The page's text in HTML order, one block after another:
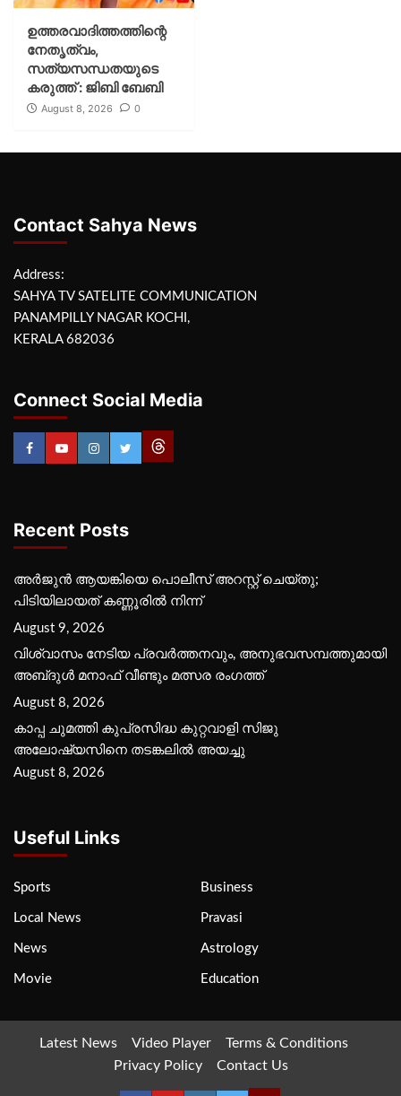
ഉത്തരവാദിത്തത്തിന്റെ
നേതൃത്വം,
സത്യസന്ധതയുടെ
കരുത്ത് : ജിബി ബേബി
August 8, 2026 0
Contact Sahya News
Address:
SAHYA TV SATELITE COMMUNICATION
PANAMPILLY NAGAR KOCHI,
KERALA 682036
Connect Social Media
Recent Posts
അർജുൻ ആയങ്കിയെ പൊലീസ് അറസ്റ്റ് ചെയ്‌തു;
പിടിയിലായത് കണ്ണൂരിൽ നിന്ന്
August 9, 2026
വിശ്വാസം നേടിയ പ്രവർത്തനവും, അനുഭവസമ്പത്തുമായി
അബ്‌ദുൾ മനാഫ് വീണ്ടും മത്സര രംഗത്ത്
August 8, 2026
കാപ്പ ചുമത്തി കുപ്രസിദ്ധ കുറ്റവാളി സിജു
അലോഷ്യസിനെ തടങ്കലിൽ അയച്ചു
August 8, 2026
Useful Links
Sports Business
Local News Pravasi
News Astrology
Movie Education
Latest News Video Player
Terms & Conditions
Privacy Policy
Contact Us